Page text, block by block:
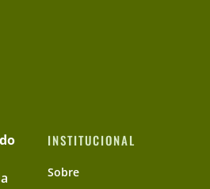
INSTITUCIONAL
Sobre